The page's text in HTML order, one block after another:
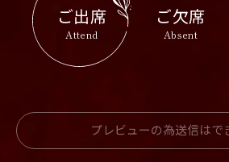
ご出席
Attend
ご欠席
Absent
プレビューの為送信はで